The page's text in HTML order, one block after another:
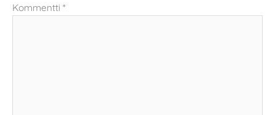
Kommentti *